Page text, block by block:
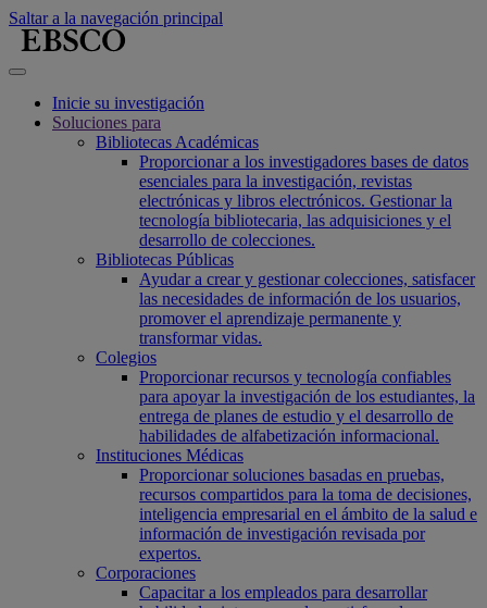
Saltar a la navegación principal
Inicie su investigación
Soluciones para
Bibliotecas Académicas
Proporcionar a los investigadores bases de datos
esenciales para la investigación, revistas
electrónicas y libros electrónicos. Gestionar la
tecnología bibliotecaria, las adquisiciones y el
desarrollo de colecciones.
Bibliotecas Públicas
Ayudar a crear y gestionar colecciones, satisfacer
las necesidades de información de los usuarios,
promover el aprendizaje permanente y
transformar vidas.
Colegios
Proporcionar recursos y tecnología confiables
para apoyar la investigación de los estudiantes, la
entrega de planes de estudio y el desarrollo de
habilidades de alfabetización informacional.
Instituciones Médicas
Proporcionar soluciones basadas en pruebas,
recursos compartidos para la toma de decisiones,
inteligencia empresarial en el ámbito de la salud e
información de investigación revisada por
expertos.
Corporaciones
Capacitar a los empleados para desarrollar